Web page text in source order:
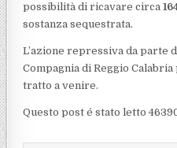
possibilità di ricavare circa
sostanza sequestrata.
L’azione repressiva da parte
Compagnia di Reggio
tratto a venire.
Questo post é stato letto